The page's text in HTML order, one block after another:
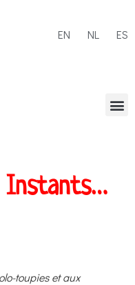
EN NL ES
Instants…
toupies et aux